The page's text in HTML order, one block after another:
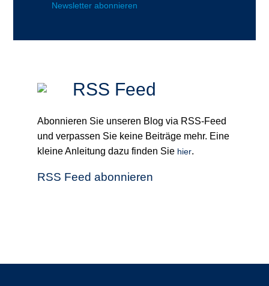
Newsletter abonnieren
RSS Feed
Abonnieren Sie unseren Blog via RSS-Feed
und verpassen Sie keine Beiträge mehr. Eine
kleine Anleitung dazu finden Sie hier.
RSS Feed abonnieren